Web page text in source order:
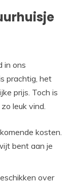
in ons
prachtig, het
prijs. Toch is
leuk vind.
kosten.
bent aan je
over